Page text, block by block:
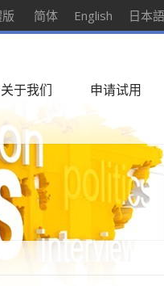
简体 English 日本語
关于我们 申请试用